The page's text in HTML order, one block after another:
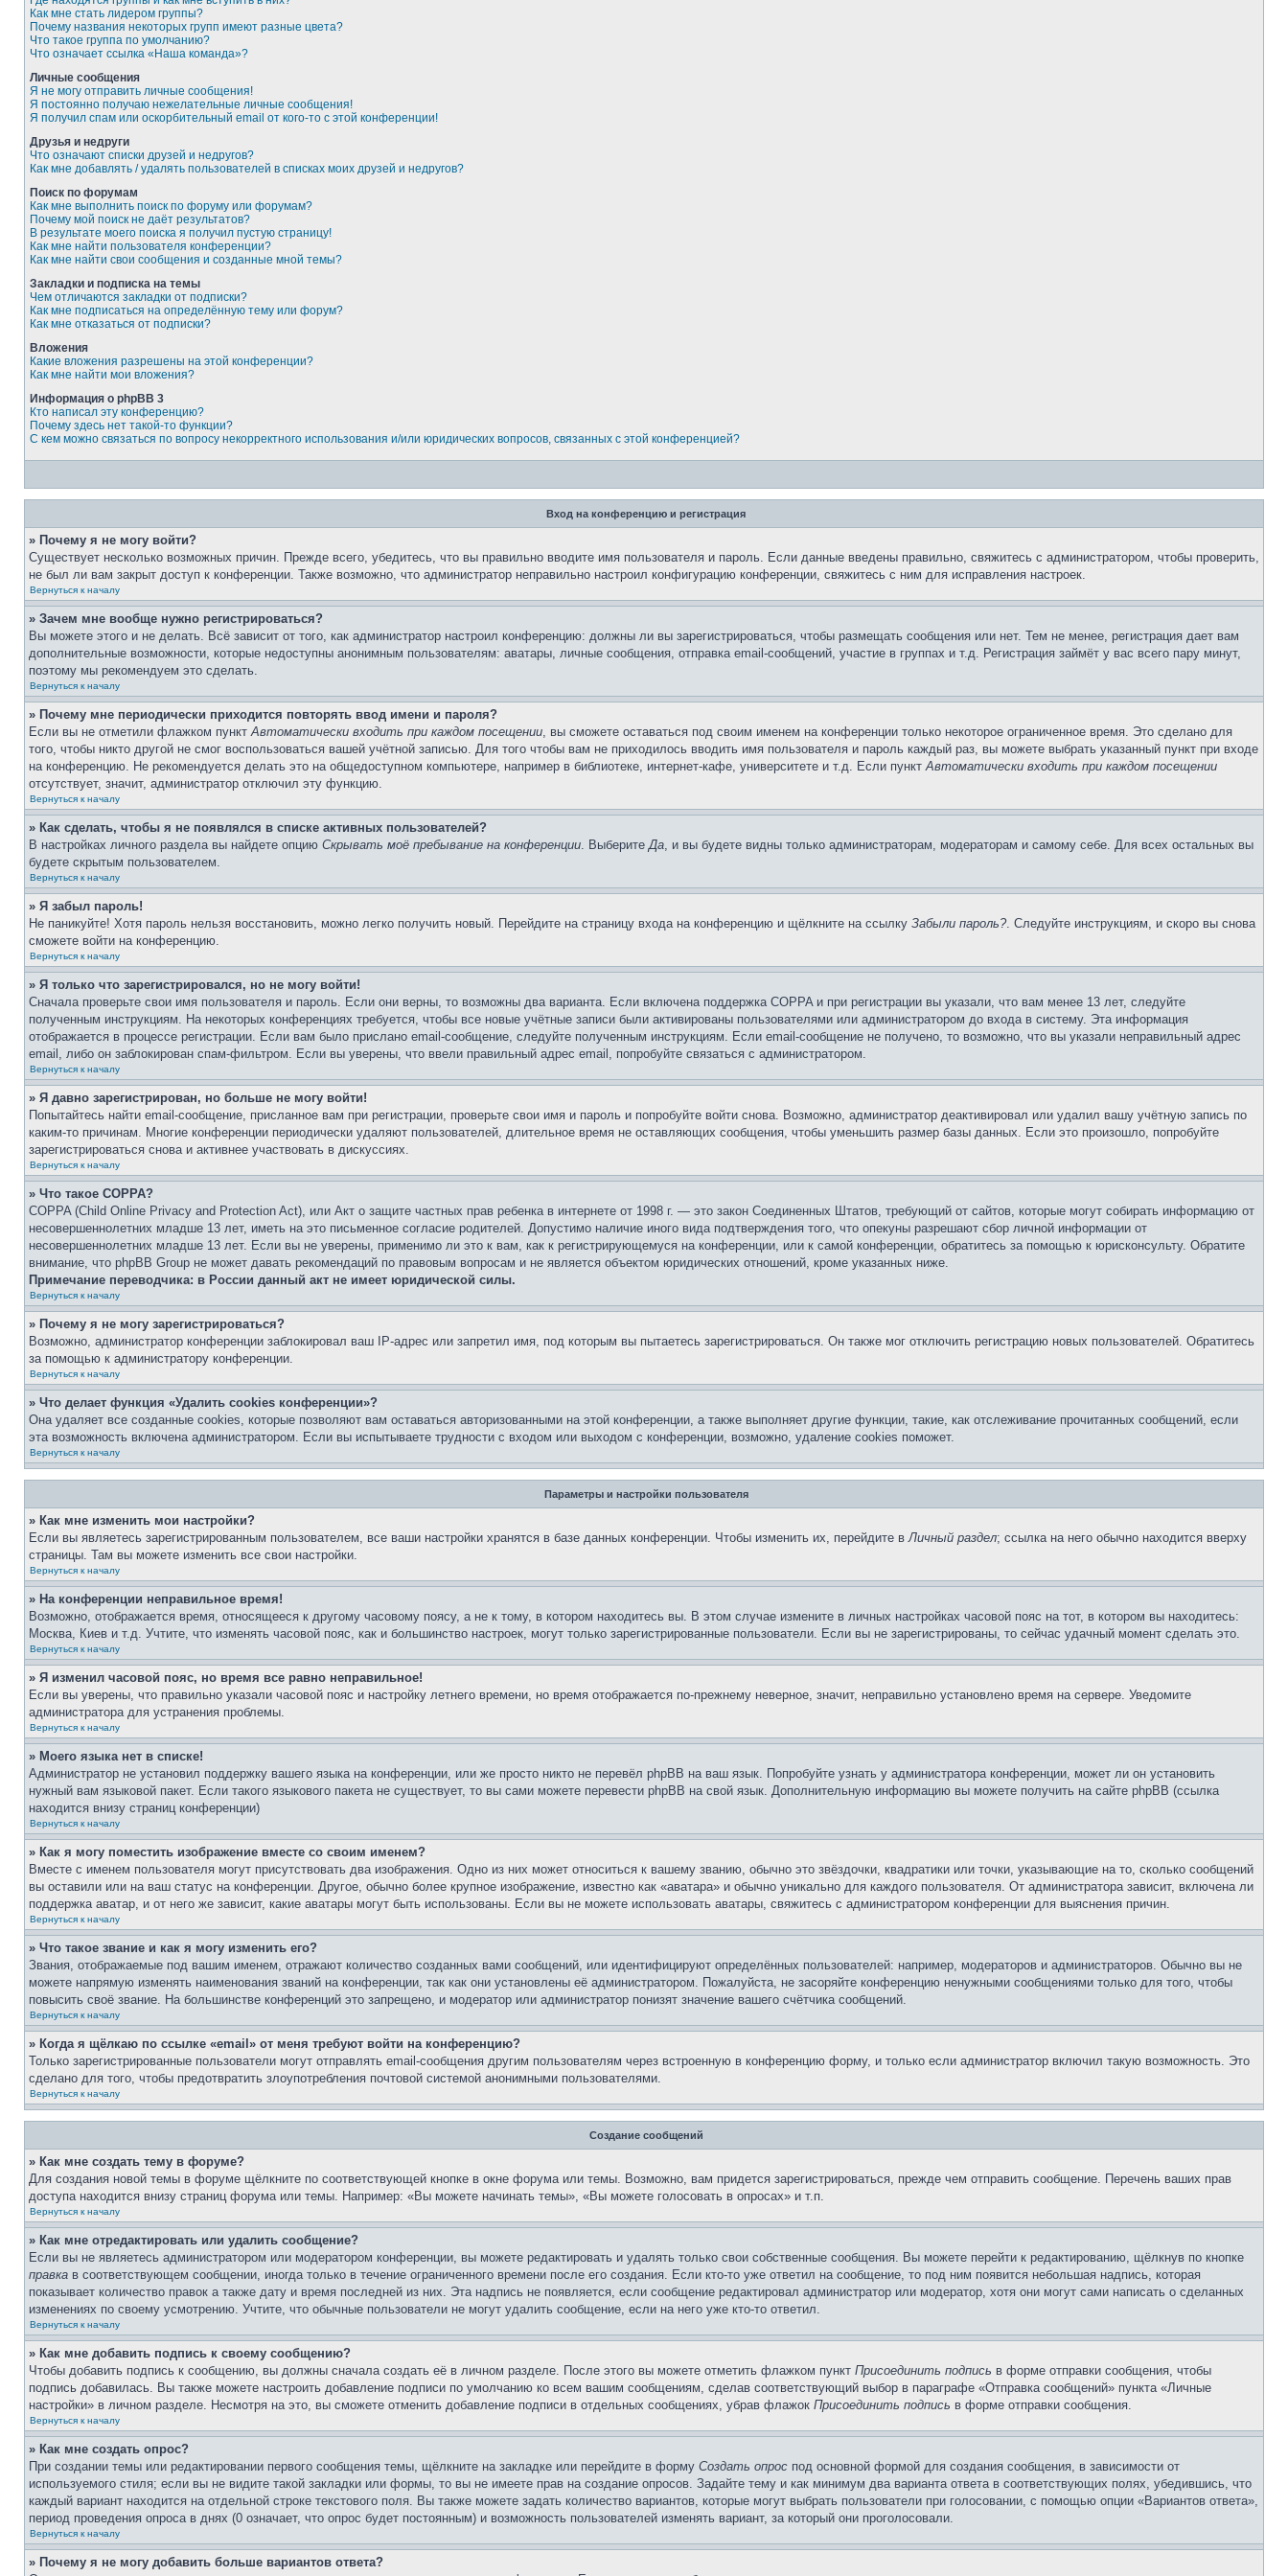
Как мне стать лидером группы?
Почему названия некоторых групп имеют разные цвета?
Что такое группа по умолчанию?
Что означает ссылка «Наша команда»?
Личные сообщения
Я не могу отправить личные сообщения!
Я постоянно получаю нежелательные личные сообщения!
Я получил спам или оскорбительный email от кого-то с этой конференции!
Друзья и недруги
Что означают списки друзей и недругов?
Как мне добавлять / удалять пользователей в списках моих друзей и недругов?
Поиск по форумам
Как мне выполнить поиск по форуму или форумам?
Почему мой поиск не даёт результатов?
В результате моего поиска я получил пустую страницу!
Как мне найти пользователя конференции?
Как мне найти свои сообщения и созданные мной темы?
Закладки и подписка на темы
Чем отличаются закладки от подписки?
Как мне подписаться на определённую тему или форум?
Как мне отказаться от подписки?
Вложения
Какие вложения разрешены на этой конференции?
Как мне найти мои вложения?
Информация о phpBB 3
Кто написал эту конференцию?
Почему здесь нет такой-то функции?
С кем можно связаться по вопросу некорректного использования и/или юридических вопросов, связанных с этой конференцией?
Вход на конференцию и регистрация
» Почему я не могу войти?
Существует несколько возможных причин. Прежде всего, убедитесь, что вы правильно вводите имя пользователя и пароль. Если данные введены правильно, свяжитесь с администратором, чтобы проверить,
не был ли вам закрыт доступ к конференции. Также возможно, что администратор неправильно настроил конфигурацию конференции, свяжитесь с ним для исправления настроек.
Вернуться к началу
» Зачем мне вообще нужно регистрироваться?
Вы можете этого и не делать. Всё зависит от того, как администратор настроил конференцию: должны ли вы зарегистрироваться, чтобы размещать сообщения или нет. Тем не менее, регистрация дает вам
дополнительные возможности, которые недоступны анонимным пользователям: аватары, личные сообщения, отправка email-сообщений, участие в группах и т.д. Регистрация займёт у вас всего пару минут,
поэтому мы рекомендуем это сделать.
Вернуться к началу
» Почему мне периодически приходится повторять ввод имени и пароля?
Если вы не отметили флажком пунктАвтоматически входить при каждом посещении, вы сможете оставаться под своим именем на конференции только некоторое ограниченное время. Это сделано для
того, чтобы никто другой не смог воспользоваться вашей учётной записью. Для того чтобы вам не приходилось вводить имя пользователя и пароль каждый раз, вы можете выбрать указанный пункт при входе
на конференцию. Не рекомендуется делать это на общедоступном компьютере, например в библиотеке, интернет-кафе, университете и т.д. Если пунктАвтоматически входить при каждом посещении
отсутствует, значит, администратор отключил эту функцию.
Вернуться к началу
» Как сделать, чтобы я не появлялся в списке активных пользователей?
В настройках личного раздела вы найдете опцию Скрывать моё пребывание на конференции. ВыберитеДа, и вы будете видны только администраторам, модераторам и самому себе. Для всех остальных вы
будете скрытым пользователем.
Вернуться к началу
» Я забыл пароль!
Не паникуйте! Хотя пароль нельзя восстановить, можно легко получить новый. Перейдите на страницу входа на конференцию и щёлкните на ссылку Забыли пароль?. Следуйте инструкциям, и скоро вы снова
сможете войти на конференцию.
Вернуться к началу
» Я только что зарегистрировался, но не могу войти!
Сначала проверьте свои имя пользователя и пароль. Если они верны, то возможны два варианта. Если включена поддержка COPPA и при регистрации вы указали, что вам менее 13 лет, следуйте
полученным инструкциям. На некоторых конференциях требуется, чтобы все новые учётные записи были активированы пользователями или администратором до входа в систему. Эта информация
отображается в процессе регистрации. Если вам было прислано email-сообщение, следуйте полученным инструкциям. Если email-сообщение не получено, то возможно, что вы указали неправильный адрес
email, либо он заблокирован спам-фильтром. Если вы уверены, что ввели правильный адрес email, попробуйте связаться с администратором.
Вернуться к началу
» Я давно зарегистрирован, но больше не могу войти!
Попытайтесь найти email-сообщение, присланное вам при регистрации, проверьте свои имя и пароль и попробуйте войти снова. Возможно, администратор деактивировал или удалил вашу учётную запись по
каким-то причинам. Многие конференции периодически удаляют пользователей, длительное время не оставляющих сообщения, чтобы уменьшить размер базы данных. Если это произошло, попробуйте
зарегистрироваться снова и активнее участвовать в дискуссиях.
Вернуться к началу
» Что такое COPPA?
COPPA (Child Online Privacy and Protection Act), или Акт о защите частных прав ребенка в интернете от 1998 г. — это закон Соединенных Штатов, требующий от сайтов, которые могут собирать информацию от
несовершеннолетних младше 13 лет, иметь на это письменное согласие родителей. Допустимо наличие иного вида подтверждения того, что опекуны разрешают сбор личной информации от
несовершеннолетних младше 13 лет. Если вы не уверены, применимо ли это к вам, как к регистрирующемуся на конференции, или к самой конференции, обратитесь за помощью к юрисконсульту. Обратите
внимание, что phpBB Group не может давать рекомендаций по правовым вопросам и не является объектом юридических отношений, кроме указанных ниже.
Примечание переводчика: в России данный акт не имеет юридической силы.
Вернуться к началу
» Почему я не могу зарегистрироваться?
Возможно, администратор конференции заблокировал ваш IP-адрес или запретил имя, под которым вы пытаетесь зарегистрироваться. Он также мог отключить регистрацию новых пользователей. Обратитесь
за помощью к администратору конференции.
Вернуться к началу
» Что делает функция «Удалить cookies конференции»?
Она удаляет все созданные cookies, которые позволяют вам оставаться авторизованными на этой конференции, а также выполняет другие функции, такие, как отслеживание прочитанных сообщений, если
эта возможность включена администратором. Если вы испытываете трудности с входом или выходом с конференции, возможно, удаление cookies поможет.
Вернуться к началу
Параметры и настройки пользователя
» Как мне изменить мои настройки?
Если вы являетесь зарегистрированным пользователем, все ваши настройки хранятся в базе данных конференции. Чтобы изменить их, перейдите вЛичный раздел; ссылка на него обычно находится вверху
страницы. Там вы можете изменить все свои настройки.
Вернуться к началу
» На конференции неправильное время!
Возможно, отображается время, относящееся к другому часовому поясу, а не к тому, в котором находитесь вы. В этом случае измените в личных настройках часовой пояс на тот, в котором вы находитесь:
Москва, Киев и т.д. Учтите, что изменять часовой пояс, как и большинство настроек, могут только зарегистрированные пользователи. Если вы не зарегистрированы, то сейчас удачный момент сделать это.
Вернуться к началу
» Я изменил часовой пояс, но время все равно неправильное!
Если вы уверены, что правильно указали часовой пояс и настройку летнего времени, но время отображается по-прежнему неверное, значит, неправильно установлено время на сервере. Уведомите
администратора для устранения проблемы.
Вернуться к началу
» Моего языка нет в списке!
Администратор не установил поддержку вашего языка на конференции, или же просто никто не перевёл phpBB на ваш язык. Попробуйте узнать у администратора конференции, может ли он установить
нужный вам языковой пакет. Если такого языкового пакета не существует, то вы сами можете перевести phpBB на свой язык. Дополнительную информацию вы можете получить на сайте phpBB (ссылка
находится внизу страниц конференции)
Вернуться к началу
» Как я могу поместить изображение вместе со своим именем?
Вместе с именем пользователя могут присутствовать два изображения. Одно из них может относиться к вашему званию, обычно это звёздочки, квадратики или точки, указывающие на то, сколько сообщений
вы оставили или на ваш статус на конференции. Другое, обычно более крупное изображение, известно как «аватара» и обычно уникально для каждого пользователя. От администратора зависит, включена ли
поддержка аватар, и от него же зависит, какие аватары могут быть использованы. Если вы не можете использовать аватары, свяжитесь с администратором конференции для выяснения причин.
Вернуться к началу
» Что такое звание и как я могу изменить его?
Звания, отображаемые под вашим именем, отражают количество созданных вами сообщений, или идентифицируют определённых пользователей: например, модераторов и администраторов. Обычно вы не
можете напрямую изменять наименования званий на конференции, так как они установлены её администратором. Пожалуйста, не засоряйте конференцию ненужными сообщениями только для того, чтобы
повысить своё звание. На большинстве конференций это запрещено, и модератор или администратор понизят значение вашего счётчика сообщений.
Вернуться к началу
» Когда я щёлкаю по ссылке «email» от меня требуют войти на конференцию?
Только зарегистрированные пользователи могут отправлять email-сообщения другим пользователям через встроенную в конференцию форму, и только если администратор включил такую возможность. Это
сделано для того, чтобы предотвратить злоупотребления почтовой системой анонимными пользователями.
Вернуться к началу
Создание сообщений
» Как мне создать тему в форуме?
Для создания новой темы в форуме щёлкните по соответствующей кнопке в окне форума или темы. Возможно, вам придется зарегистрироваться, прежде чем отправить сообщение. Перечень ваших прав
доступа находится внизу страниц форума или темы. Например: «Вы можете начинать темы», «Вы можете голосовать в опросах» и т.п.
Вернуться к началу
» Как мне отредактировать или удалить сообщение?
Если вы не являетесь администратором или модератором конференции, вы можете редактировать и удалять только свои собственные сообщения. Вы можете перейти к редактированию, щёлкнув по кнопке
правка в соответствующем сообщении, иногда только в течение ограниченного времени после его создания. Если кто-то уже ответил на сообщение, то под ним появится небольшая надпись, которая
показывает количество правок а также дату и время последней из них. Эта надпись не появляется, если сообщение редактировал администратор или модератор, хотя они могут сами написать о сделанных
изменениях по своему усмотрению. Учтите, что обычные пользователи не могут удалить сообщение, если на него уже кто-то ответил.
Вернуться к началу
» Как мне добавить подпись к своему сообщению?
Чтобы добавить подпись к сообщению, вы должны сначала создать её в личном разделе. После этого вы можете отметить флажком пункт Присоединить подпись в форме отправки сообщения, чтобы
подпись добавилась. Вы также можете настроить добавление подписи по умолчанию ко всем вашим сообщениям, сделав соответствующий выбор в параграфе «Отправка сообщений» пункта «Личные
настройки» в личном разделе. Несмотря на это, вы сможете отменить добавление подписи в отдельных сообщениях, убрав флажок Присоединить подпись в форме отправки сообщения.
Вернуться к началу
» Как мне создать опрос?
При создании темы или редактировании первого сообщения темы, щёлкните на закладке или перейдите в форму Создать опрос под основной формой для создания сообщения, в зависимости от
используемого стиля; если вы не видите такой закладки или формы, то вы не имеете прав на создание опросов. Задайте тему и как минимум два варианта ответа в соответствующих полях, убедившись, что
каждый вариант находится на отдельной строке текстового поля. Вы также можете задать количество вариантов, которые могут выбрать пользователи при голосовании, с помощью опции «Вариантов ответа»,
период проведения опроса в днях (0 означает, что опрос будет постоянным) и возможность пользователей изменять вариант, за который они проголосовали.
Вернуться к началу
» Почему я не могу добавить больше вариантов ответа?